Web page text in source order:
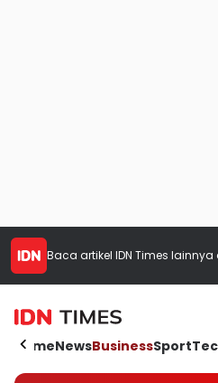
Baca artikel IDN Times lainnya
HomeNewsBusinessSport